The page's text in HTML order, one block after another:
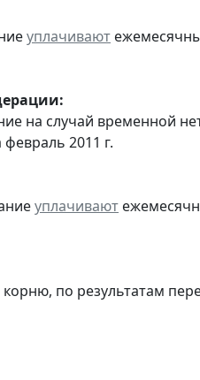
уплачивают
на случай временной
2011 г.
уплачивают
по результатам